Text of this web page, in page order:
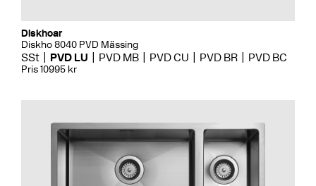
Diskhoar
Diskho 8040 PVD Mässing
SSt PVD LU PVD MB PVD CU PVD BR PVD BC
Pris 10995 kr